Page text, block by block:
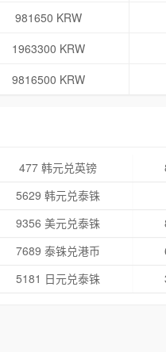
981650 KRW
1963300 KRW
9816500 KRW
477 韩元兑英镑
5629 韩元兑泰铢
9356 美元兑泰铢
7689 泰铢兑港币
5181 日元兑泰铢